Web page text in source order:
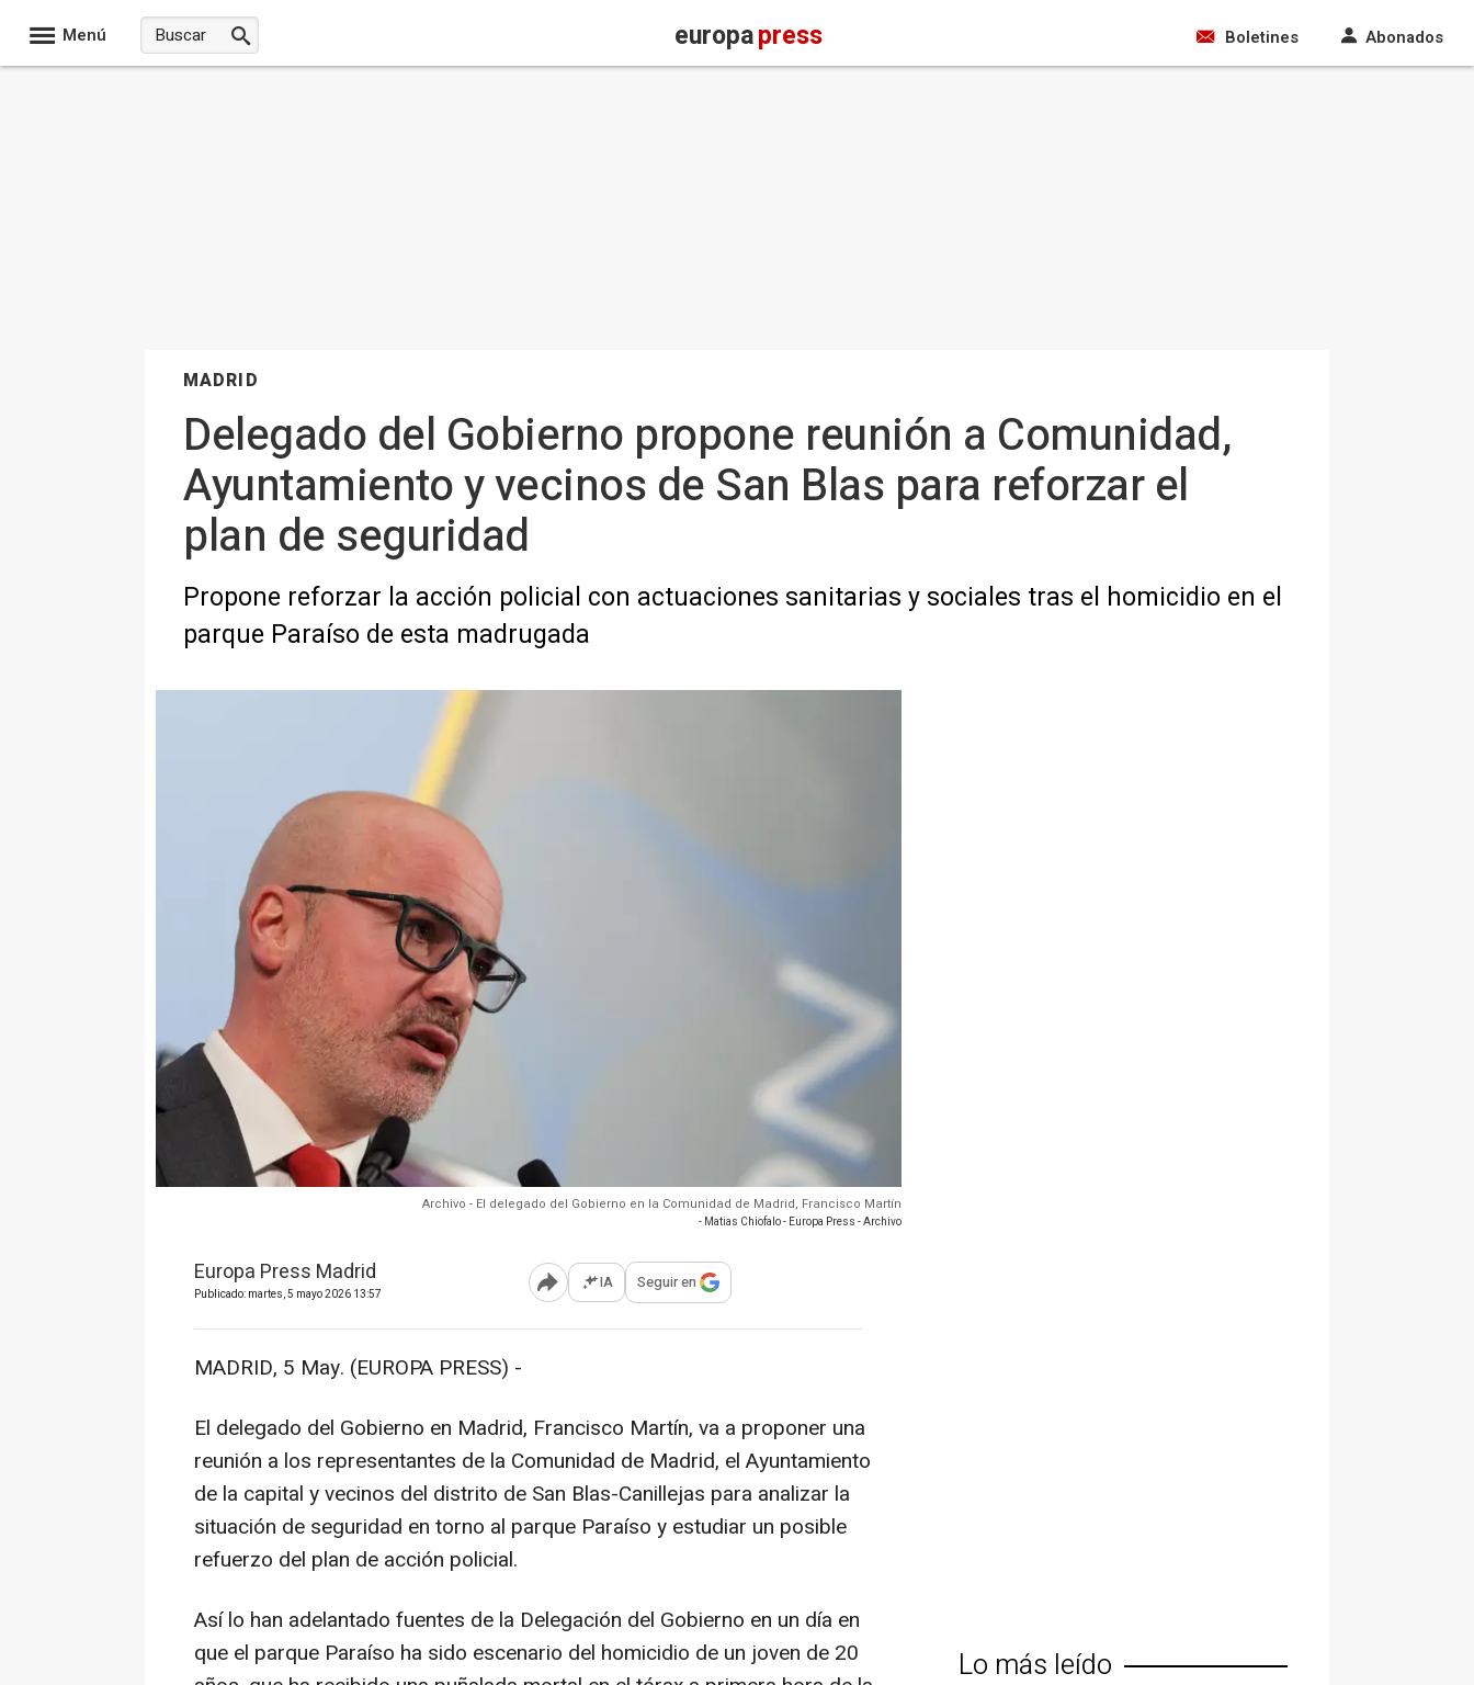
Menú europapress Boletines Abonados
MADRID
Delegado del Gobierno propone reunión a Comunidad,
Ayuntamiento y vecinos de San Blas para reforzar el
plan de seguridad
Propone reforzar la acción policial con actuaciones sanitarias y sociales tras el homicidio en el
parque Paraíso de esta madrugada
Archivo - El delegado del Gobierno en la Comunidad de Madrid, Francisco Martín
- Matias Chiofalo - Europa Press - Archivo
Europa Press Madrid
Publicado: martes, 5 mayo 2026 13:57 Abrir opciones para compartir
IA Seguir en
MADRID, 5 May. (EUROPA PRESS) -
El delegado del Gobierno en Madrid, Francisco Martín, va a proponer una
reunión a los representantes de la Comunidad de Madrid, el Ayuntamiento
de la capital y vecinos del distrito de San Blas-Canillejas para analizar la
situación de seguridad en torno al parque Paraíso y estudiar un posible
refuerzo del plan de acción policial.
Así lo han adelantado fuentes de la Delegación del Gobierno en un día en
que el parque Paraíso ha sido escenario del homicidio de un joven de 20
Lo más leído